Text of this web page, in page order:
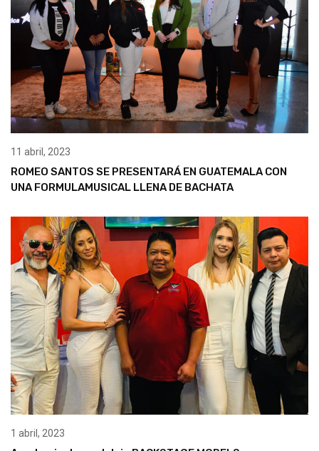
11 abril, 2023
ROMEO SANTOS SE PRESENTARÁ EN GUATEMALA CON
UNA FORMULAMUSICAL LLENA DE BACHATA
1 abril, 2023